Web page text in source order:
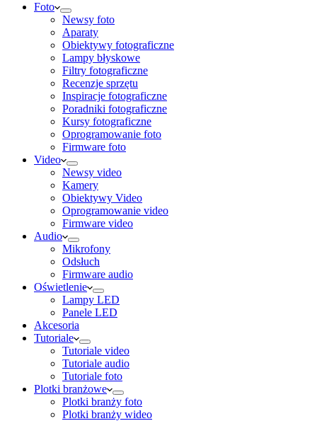
Foto
Newsy foto
Aparaty
Obiektywy fotograficzne
Lampy błyskowe
Filtry fotograficzne
Recenzje sprzętu
Inspiracje fotograficzne
Poradniki fotograficzne
Kursy fotograficzne
Oprogramowanie foto
Firmware foto
Video
Newsy video
Kamery
Obiektywy Video
Oprogramowanie video
Firmware video
Audio
Mikrofony
Odsłuch
Firmware audio
Oświetlenie
Lampy LED
Panele LED
Akcesoria
Tutoriale
Tutoriale video
Tutoriale audio
Tutoriale foto
Plotki branżowe
Plotki branży foto
Plotki branży wideo